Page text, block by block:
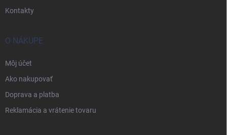
Kontakty
O NÁKUPE
Môj účet
Ako nakupovať
Doprava a platba
Reklamácia a vrátenie tovaru